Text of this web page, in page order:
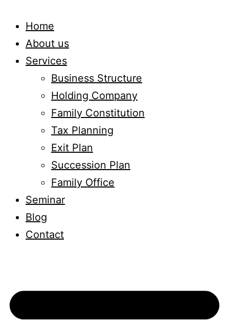
Home
About us
Services
Business Structure
Holding Company
Family Constitution
Tax Planning
Exit Plan
Succession Plan
Family Office
Seminar
Blog
Contact